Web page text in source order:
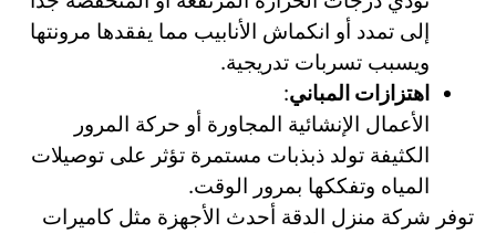
إلى تمدد أو انكماش الأنابيب مما يفقدها مرونتها
ويسبب تسربات تدريجية.
اهتزازات المباني:
الأعمال الإنشائية المجاورة أو حركة المرور
الكثيفة تولد ذبذبات مستمرة تؤثر على توصيلات
المياه وتفككها بمرور الوقت.
توفر شركة منزل الدقة أحدث الأجهزة مثل كاميرات